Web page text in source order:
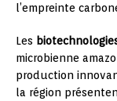
l’empreinte
Les
microbienne
production
la région